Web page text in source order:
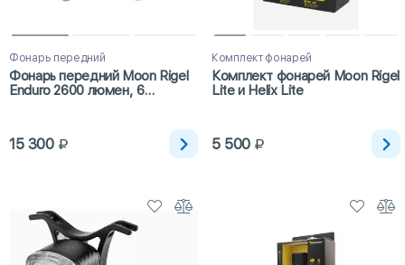
Фонарь передний
Фонарь передний Moon Rigel
Enduro 2600 люмен, 6
15 300
Комплект фонарей
Комплект фонарей Moon Rigel
Lite и Helix Lite
5 500